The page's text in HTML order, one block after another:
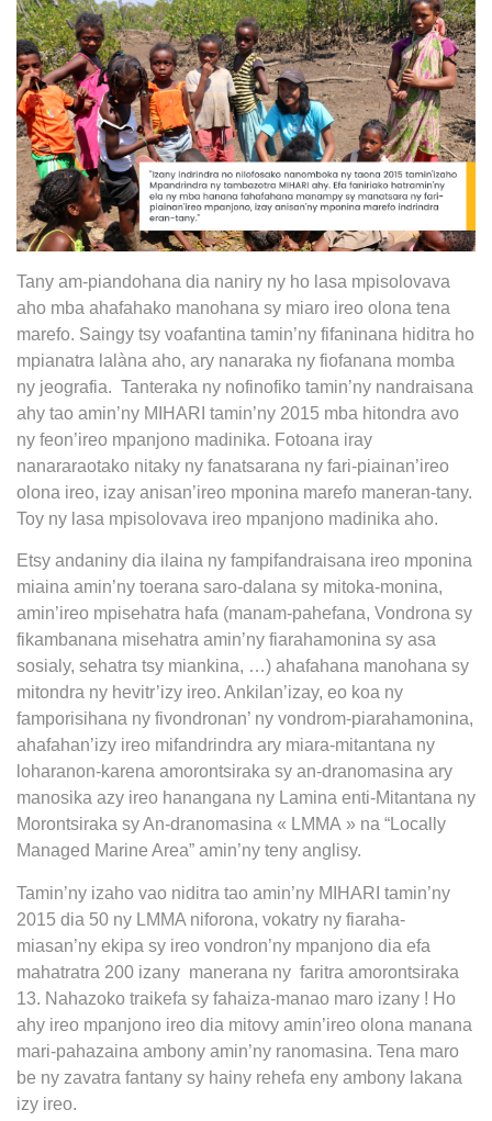
Tany am-piandohana dia naniry ny ho lasa mpisolovava
aho mba ahafahako manohana sy miaro ireo olona tena
marefo. Saingy tsy voafantina tamin’ny fifaninana hiditra ho
mpianatra lalàna aho, ary nanaraka ny fiofanana momba
ny jeografia. Tanteraka ny nofinofiko tamin’ny nandraisana
ahy tao amin’ny MIHARI tamin’ny 2015 mba hitondra avo
ny feon’ireo mpanjono madinika. Fotoana iray
nanararaotako nitaky ny fanatsarana ny fari-piainan’ireo
olona ireo, izay anisan’ireo mponina marefo maneran-tany.
Toy ny lasa mpisolovava ireo mpanjono madinika aho.
Etsy andaniny dia ilaina ny fampifandraisana ireo mponina
miaina amin’ny toerana saro-dalana sy mitoka-monina,
amin’ireo mpisehatra hafa (manam-pahefana, Vondrona sy
fikambanana misehatra amin’ny fiarahamonina sy asa
sosialy, sehatra tsy miankina, …) ahafahana manohana sy
mitondra ny hevitr’izy ireo. Ankilan’izay, eo koa ny
famporisihana ny fivondronan’ ny vondrom-piarahamonina,
ahafahan’izy ireo mifandrindra ary miara-mitantana ny
loharanon-karena amorontsiraka sy an-dranomasina ary
manosika azy ireo hanangana ny Lamina enti-Mitantana ny
Morontsiraka sy An-dranomasina « LMMA » na “Locally
Managed Marine Area” amin’ny teny anglisy.
Tamin’ny izaho vao niditra tao amin’ny MIHARI tamin’ny
2015 dia 50 ny LMMA niforona, vokatry ny fiaraha-
miasan’ny ekipa sy ireo vondron’ny mpanjono dia efa
mahatratra 200 izany manerana ny faritra amorontsiraka
13. Nahazoko traikefa sy fahaiza-manao maro izany ! Ho
ahy ireo mpanjono ireo dia mitovy amin’ireo olona manana
mari-pahazaina ambony amin’ny ranomasina. Tena maro
be ny zavatra fantany sy hainy rehefa eny ambony lakana
izy ireo.